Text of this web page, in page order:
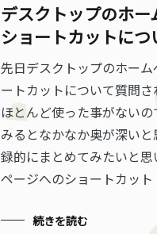
デスクトップのホー
ショートカットにつ
先日デスクトップのホーム
ートカットについて質問
ほとんど使った事がないの
みるとなかなか奥が深い
録的にまとめてみたいと思
ページへのショートカッ
続きを読む